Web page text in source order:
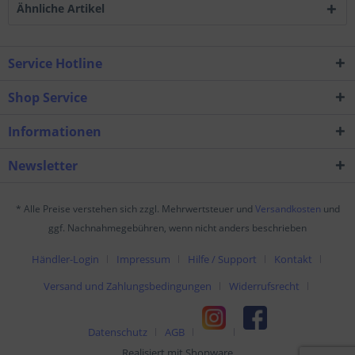
Ähnliche Artikel
Service Hotline
Shop Service
Informationen
Newsletter
* Alle Preise verstehen sich zzgl. Mehrwertsteuer und Versandkosten und
ggf. Nachnahmegebühren, wenn nicht anders beschrieben
Händler-Login Impressum Hilfe / Support
Kontakt
Versand und Zahlungsbedingungen
Widerrufsrecht
Datenschutz
AGB